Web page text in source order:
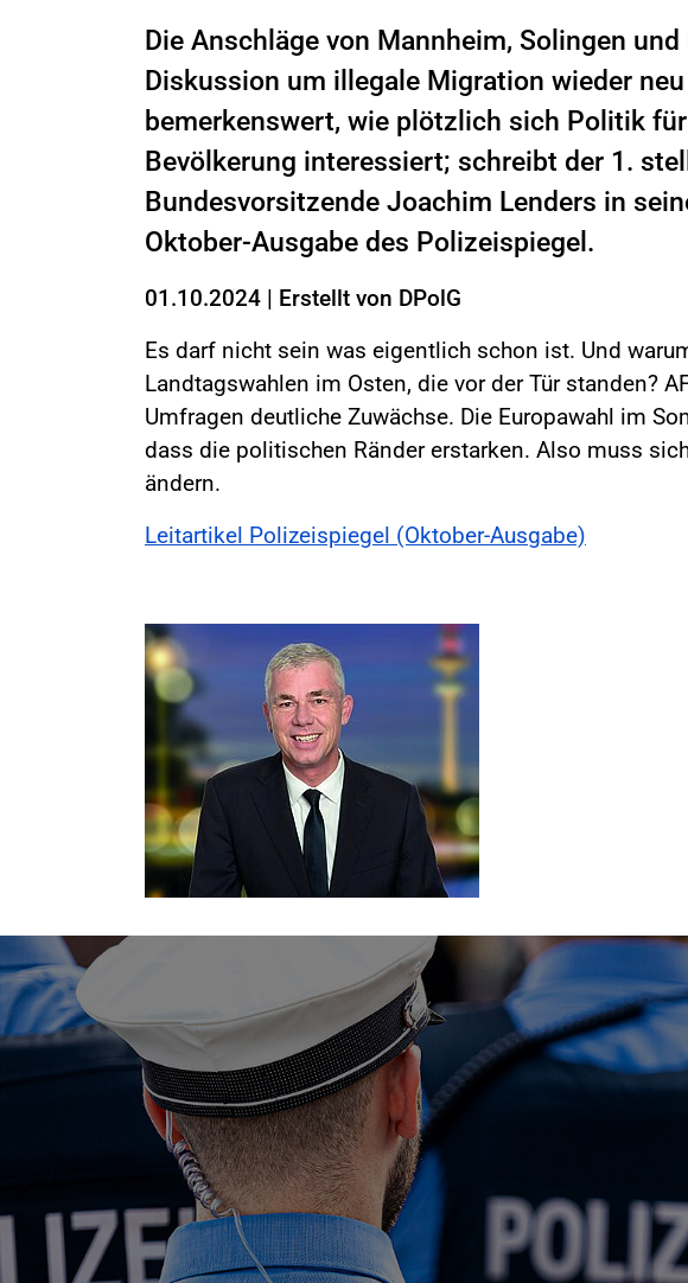
Die Anschläge von Mannheim, Solingen
Diskussion um illegale Migration wieder
bemerkenswert, wie plötzlich sich Politik
Bevölkerung interessiert; schreibt der 1.
Bundesvorsitzende Joachim Lenders in
Oktober-Ausgabe des Polizeispiegel.
01.10.2024 | Erstellt von DPolG
Es darf nicht sein was eigentlich schon ist. Und
Landtagswahlen im Osten, die vor der Tür standen?
Umfragen deutliche Zuwächse. Die Europawahl im
dass die politischen Ränder erstarken. Also muss
ändern.
Leitartikel Polizeispiegel (Oktober-Ausgabe)